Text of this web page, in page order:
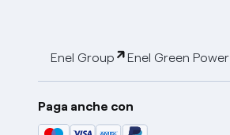
Enel Group Enel Green Power
Paga anche con